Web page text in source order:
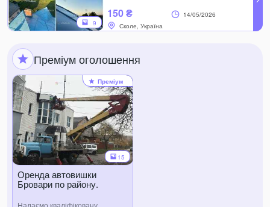
9
150 ₴
14/05/2026
Сколе, Україна
Преміум оголошення
Преміум
15
Оренда автовишки
Бровари по району.